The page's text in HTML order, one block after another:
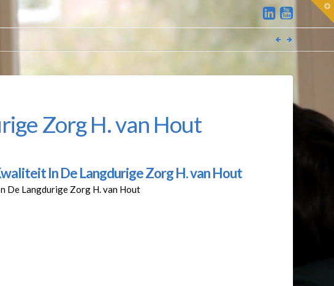
Zorg H. van Hout
In De Langdurige Zorg H. van Hout
De Langdurige Zorg H. van Hout